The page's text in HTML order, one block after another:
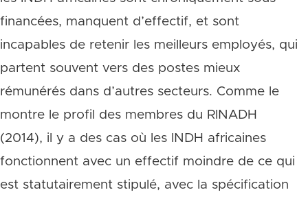
financées, manquent d’effectif, et sont
incapables de retenir les meilleurs employés, qui
partent souvent vers des postes mieux
rémunérés dans d’autres secteurs. Comme le
montre le profil des membres du RINADH
(2014), il y a des cas où les INDH africaines
fonctionnent avec un effectif moindre de ce qui
est statutairement stipulé, avec la spécification